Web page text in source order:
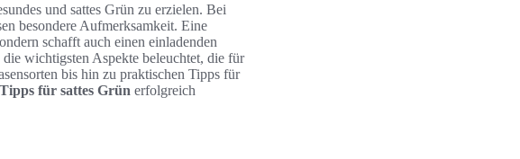
und sattes Grün zu erzielen. Bei
besondere Aufmerksamkeit. Eine
schafft auch einen einladenden
wichtigsten Aspekte beleuchtet, die für
bis hin zu praktischen Tipps für
Tipps für sattes Grün erfolgreich